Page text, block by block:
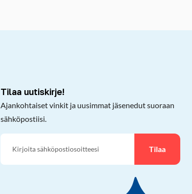
Tilaa uutiskirje!
Ajankohtaiset vinkit ja uusimmat jäsenedut suoraan
sähköpostiisi.
Tilaa